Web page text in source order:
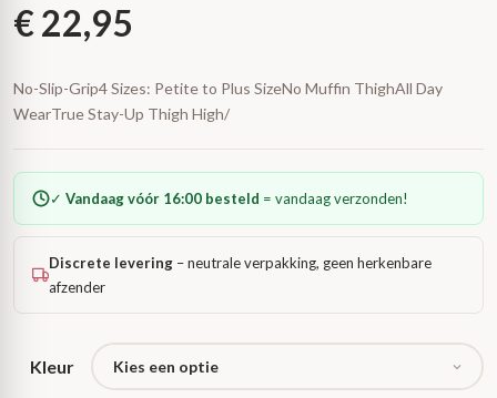
€22,95
No-Slip-Grip4 Sizes: Petite to Plus SizeNo Muffin ThighAll Day
WearTrue Stay-Up Thigh High/
✓ Vandaag vóór 16:00 besteld = vandaag verzonden!
Discrete levering – neutrale verpakking, geen herkenbare
afzender
Kleur